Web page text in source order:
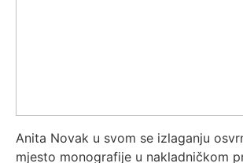
Anita Novak u svom se izlaganju
mjesto monografije u nakladničkom